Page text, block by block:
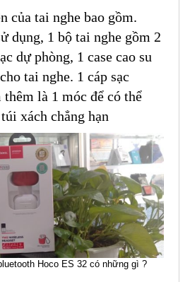
của tai nghe bao gồm.
dụng, 1 bộ tai nghe gồm 2
dự phòng, 1 case cao su
tai nghe. 1 cáp sạc
là 1 móc để có thể
xách chẳng hạn
Hoco ES 32 có những gì ?